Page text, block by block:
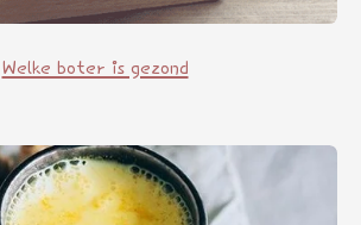
Welke boter is gezond